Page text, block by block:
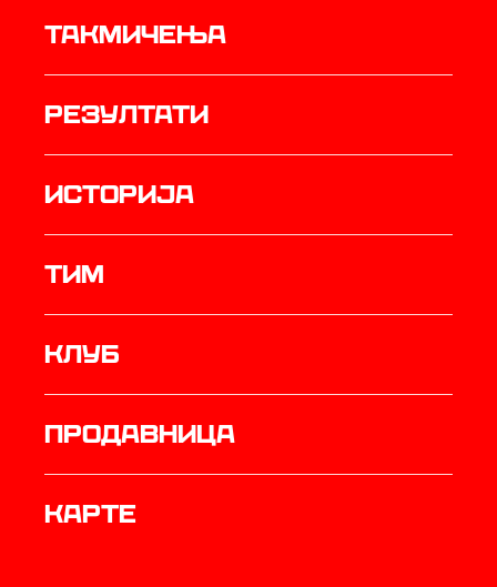
Такмичења
резултати
историја
ТИМ
Клуб
продавница
Карте